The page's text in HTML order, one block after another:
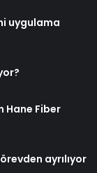
uygulama
Hane Fiber
ayrılıyor